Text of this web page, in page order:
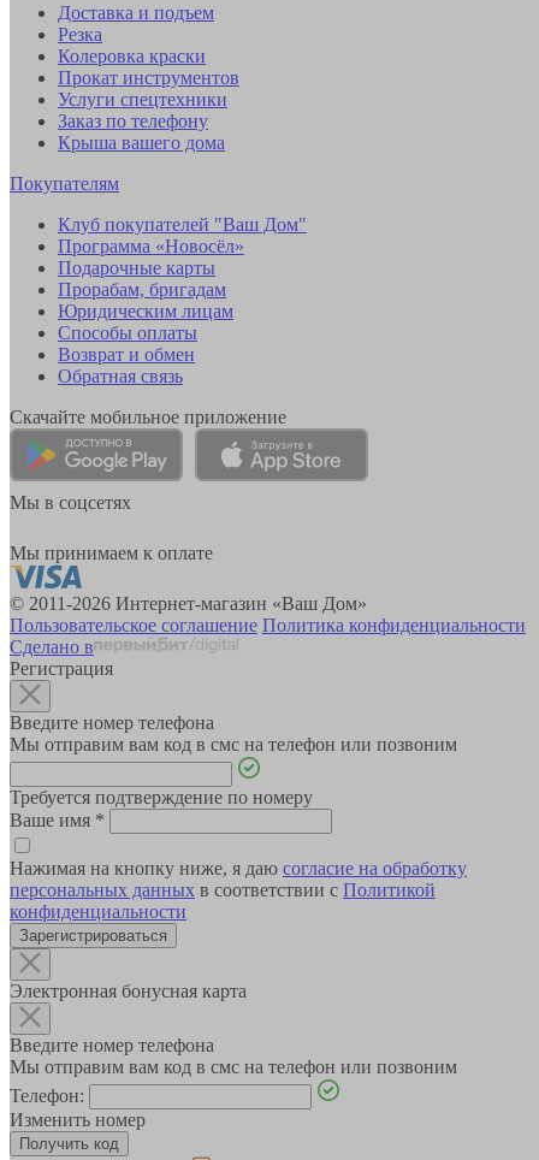
Доставка и подъем
Резка
Колеровка краски
Прокат инструментов
Услуги спецтехники
Заказ по телефону
Крыша вашего дома
Покупателям
Клуб покупателей "Ваш Дом"
Программа «Новосёл»
Подарочные карты
Прорабам, бригадам
Юридическим лицам
Способы оплаты
Возврат и обмен
Обратная связь
Скачайте мобильное приложение
Мы в соцсетях
Мы принимаем к оплате
© 2011-2026 Интернет-магазин «Ваш Дом»
Пользовательское соглашение Политика конфиденциальности
Сделано в
Регистрация
Введите номер телефона
Мы отправим вам код в смс на телефон или позвоним
Требуется подтверждение по номеру
Ваше имя *
Нажимая на кнопку ниже, я даю согласие на обработку
персональных данных в соответствии с Политикой
конфиденциальности
Зарегистрироваться
Электронная бонусная карта
Введите номер телефона
Мы отправим вам код в смс на телефон или позвоним
Телефон:
Изменить номер